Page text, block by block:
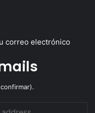
correo electrónico